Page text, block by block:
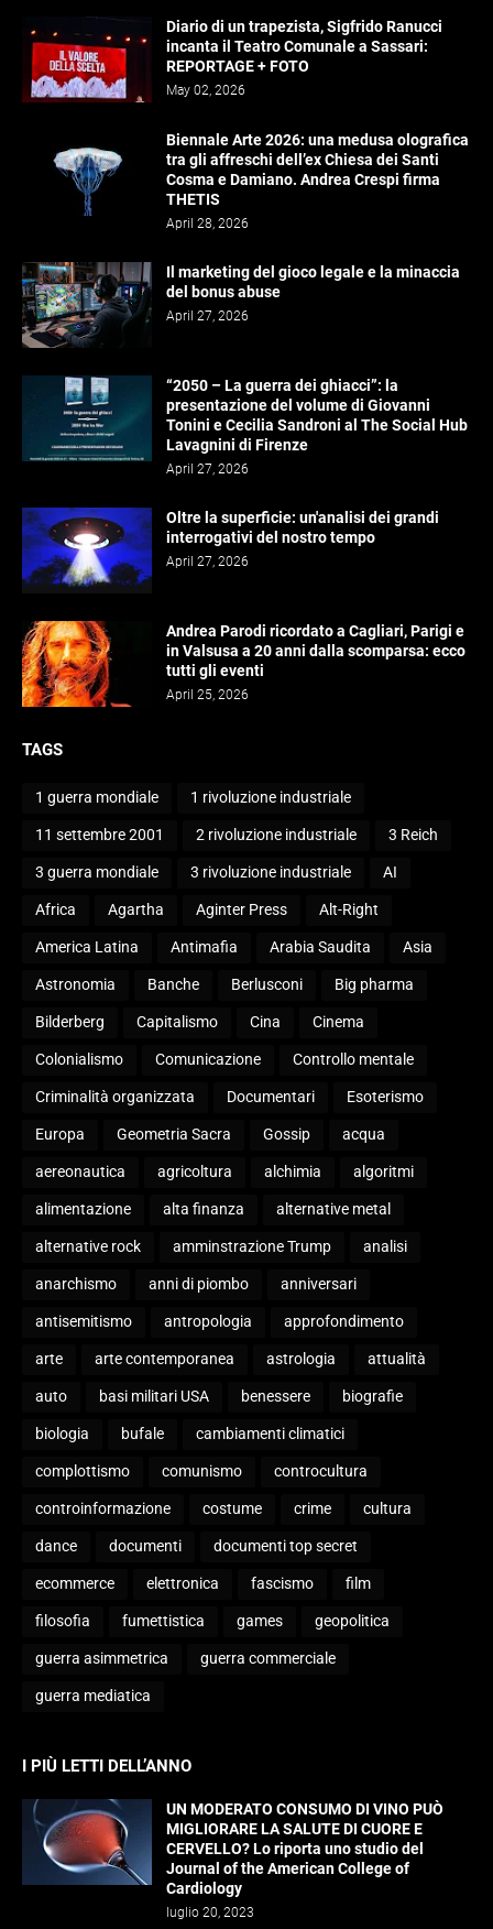
Diario di un trapezista, Sigfrido Ranucci
incanta il Teatro Comunale a Sassari:
REPORTAGE + FOTO
May 02, 2026
Biennale Arte 2026: una medusa olografica
tra gli affreschi dell’ex Chiesa dei Santi
Cosma e Damiano. Andrea Crespi firma
THETIS
April 28, 2026
Il marketing del gioco legale e la minaccia
del bonus abuse
April 27, 2026
“2050 – La guerra dei ghiacci”: la
presentazione del volume di Giovanni
Tonini e Cecilia Sandroni al The Social Hub
Lavagnini di Firenze
April 27, 2026
Oltre la superficie: un'analisi dei grandi
interrogativi del nostro tempo
April 27, 2026
Andrea Parodi ricordato a Cagliari, Parigi e
in Valsusa a 20 anni dalla scomparsa: ecco
tutti gli eventi
April 25, 2026
TAGS
1 guerra mondiale 1 rivoluzione industriale
11 settembre 2001 2 rivoluzione industriale 3 Reich
3 guerra mondiale 3 rivoluzione industriale AI
Africa Agartha Aginter Press Alt-Right
America Latina Antimafia Arabia Saudita Asia
Astronomia Banche Berlusconi Big pharma
Bilderberg Capitalismo Cina Cinema
Colonialismo Comunicazione Controllo mentale
Criminalità organizzata Documentari Esoterismo
Europa Geometria Sacra Gossip acqua
aereonautica agricoltura alchimia algoritmi
alimentazione alta finanza alternative metal
alternative rock amminstrazione Trump analisi
anarchismo anni di piombo anniversari
antisemitismo antropologia approfondimento
arte arte contemporanea astrologia attualità
auto basi militari USA benessere biografie
biologia bufale cambiamenti climatici
complottismo comunismo controcultura
controinformazione costume crime cultura
dance documenti documenti top secret
ecommerce elettronica fascismo film
filosofia fumettistica games geopolitica
guerra asimmetrica guerra commerciale
guerra mediatica
I PIÙ LETTI DELL’ANNO
UN MODERATO CONSUMO DI VINO PUÒ
MIGLIORARE LA SALUTE DI CUORE E
CERVELLO? Lo riporta uno studio del
Journal of the American College of
Cardiology
luglio 20, 2023